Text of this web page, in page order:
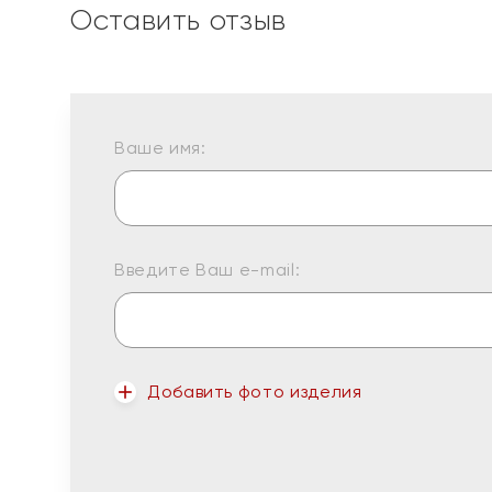
Оставить отзыв
Ваше имя:
Введите Ваш e-mail:
Добавить фото изделия